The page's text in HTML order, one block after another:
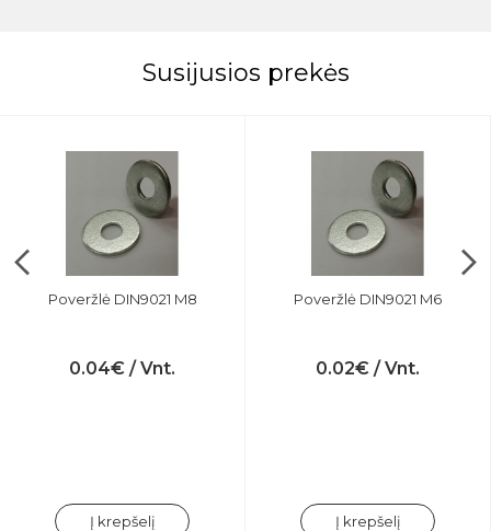
Susijusios prekės
Poveržlė DIN9021 M8
0.04€ / Vnt.
Į krepšelį
Poveržlė DIN9021 M6
0.02€ / Vnt.
Į krepšelį